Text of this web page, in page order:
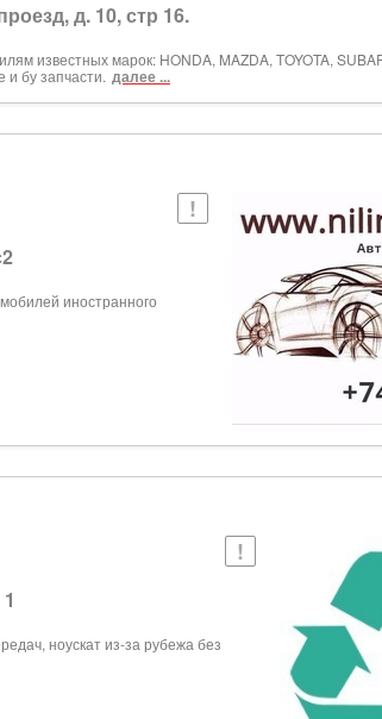
д. 10, стр 16.
известных марок: HONDA, MAZDA, TOYOTA,
и бу запчасти. далее ...
иностранного
ноускат из-за рубежа без